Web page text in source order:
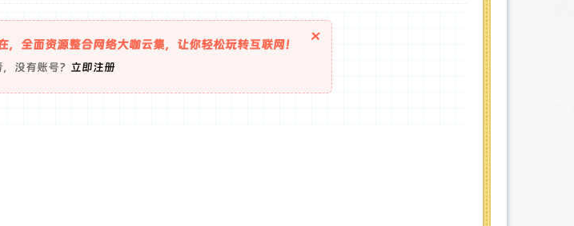
，全面资源整合网络大咖云集，让你轻松玩转互联网！
没有账号？ 立即注册
×